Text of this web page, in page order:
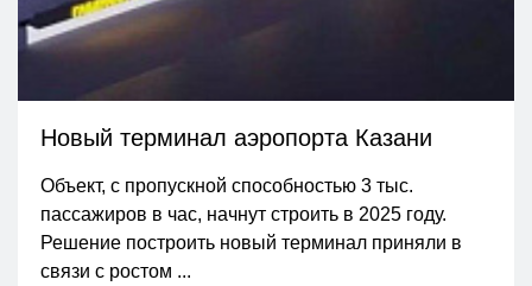
Новый терминал аэропорта Казани
Объект, с пропускной способностью 3 тыс.
пассажиров в час, начнут строить в 2025 году.
Решение построить новый терминал приняли в
связи с ростом ...